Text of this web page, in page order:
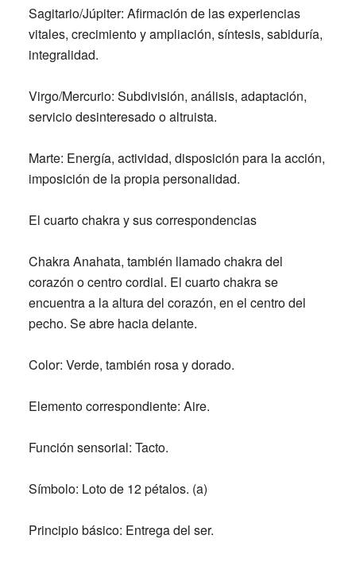
Sagitario/Júpiter: Afirmación de las experiencias
vitales, crecimiento y ampliación, síntesis, sabiduría,
integralidad.
Virgo/Mercurio: Subdivisión, análisis, adaptación,
servicio desinteresado o altruista.
Marte: Energía, actividad, disposición para la acción,
imposición de la propia personalidad.
El cuarto chakra y sus correspondencias
Chakra Anahata, también llamado chakra del
corazón o centro cordial. El cuarto chakra se
encuentra a la altura del corazón, en el centro del
pecho. Se abre hacia delante.
Color: Verde, también rosa y dorado.
Elemento correspondiente: Aire.
Función sensorial: Tacto.
Símbolo: Loto de 12 pétalos. (a)
Principio básico: Entrega del ser.